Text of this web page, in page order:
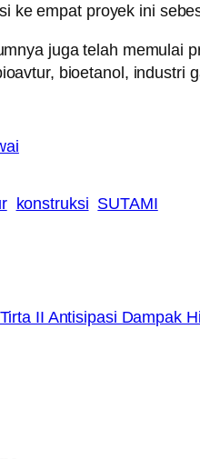
ke empat proyek ini
juga telah memulai
bioetanol, industri
konstruksi SUTAMI
II Antisipasi Dampak